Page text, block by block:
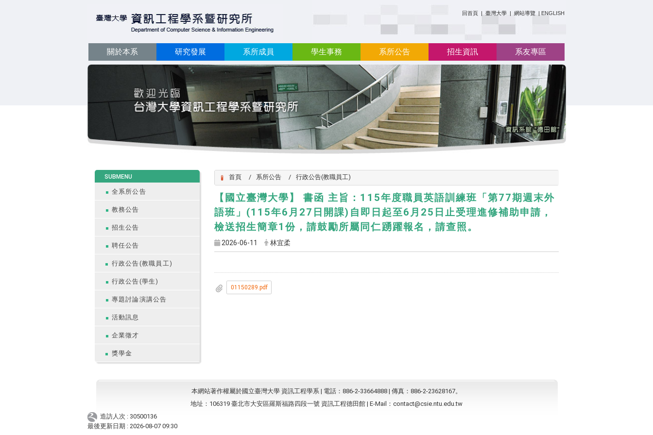
回首頁 | 臺灣大學 | 網站導覽 | ENGLISH
關於本系 研究發展 系所成員 學生事務 系所公告 招生資訊 系友專區
SUBMENU
全系所公告
教務公告
招生公告
聘任公告
行政公告(教職員工)
行政公告(學生)
專題討論演講公告
活動訊息
企業徵才
獎學金
首頁 系所公告 行政公告(教職員工)
【國立臺灣大學】 書函 主旨：115年度職員英語訓練班「第77期週末外
語班」(115年6月27日開課)自即日起至6月25日止受理進修補助申請，
檢送招生簡章1份，請鼓勵所屬同仁踴躍報名，請查照。
2026-06-11 林宜柔
01150289.pdf
本網站著作權屬於國立臺灣大學 資訊工程學系 | 電話：886-2-33664888 | 傳真：886-2-23628167。
地址：106319 臺北市大安區羅斯福路四段一號 資訊工程德田館 | E-Mail： contact@csie.ntu.edu.tw
造訪人次 : 30500136
最後更新日期 : 2026-08-07 09:30